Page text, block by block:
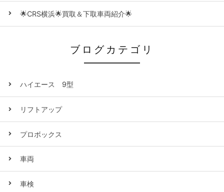
🌟CRS横浜🌟買取＆下取車両紹介🌟
ブログカテゴリ
ハイエース 9型
リフトアップ
プロボックス
車両
車検